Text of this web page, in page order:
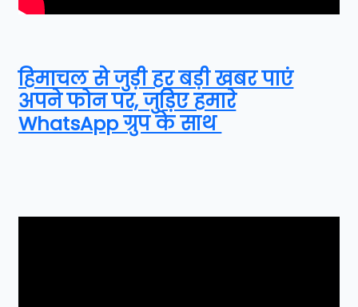
हिमाचल से जुड़ी हर बड़ी खबर पाएं
अपने फोन पर, जुड़िए हमारे
WhatsApp ग्रुप के साथ